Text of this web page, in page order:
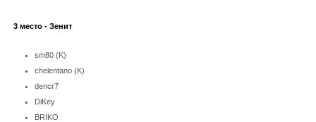
3 место - Зенит
sm80 (K)
chelentano (K)
dencr7
DiKey
BRIKO